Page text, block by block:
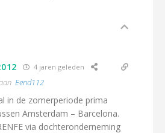
4 jaren geleden
Eend112
in de zomerperiode prima
Amsterdam – Barcelona.
via dochteronderneming